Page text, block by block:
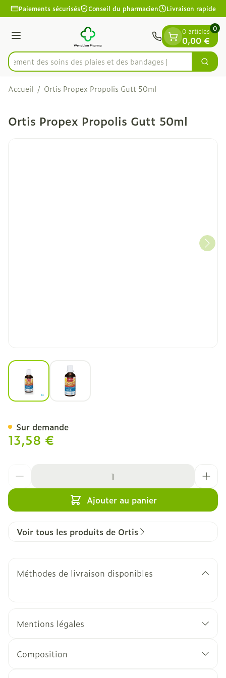
Aller au contenu
1 de 1
Paiements sécurisés Conseil du pharmacien Livraison rapide
Menu
Rechercherdes soins des plaies et des bandages
0 articles
0,00 €
0
Accueil / Ortis Propex Propolis Gutt 50ml
Ortis Propex Propolis Gutt 50ml
View larger imageView larger image
13,58 €
Ajouter au panier
Sur demande
Voir tous les produits de Ortis
Méthodes de livraison disponibles
Mentions légales
Composition